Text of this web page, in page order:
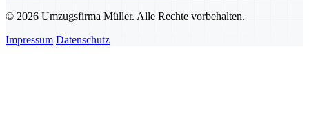
© 2026 Umzugsfirma Müller. Alle Rechte vorbehalten.
Impressum Datenschutz